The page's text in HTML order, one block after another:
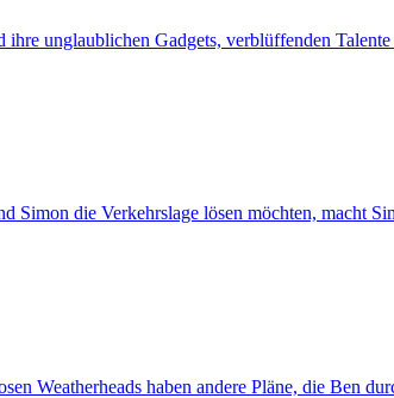
unglaublichen Gadgets, verblüffenden
Simon die Verkehrslage lösen möchten, macht
Weatherheads haben andere Pläne, die Ben